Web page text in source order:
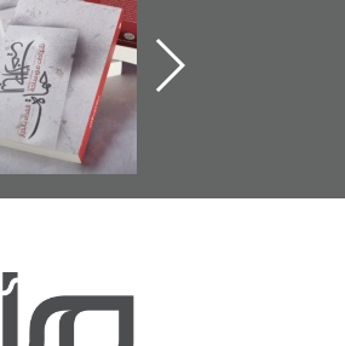
للوثائق البريطانية
يقدمه «مركز أوال»
في سلسلة من 5
كتب